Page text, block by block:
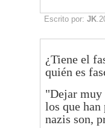
Escrito por: JK
¿Tiene el
quién es
"Dejar muy
los que han
nazis son,